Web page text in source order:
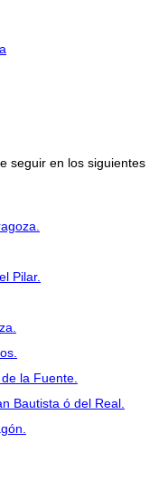
seguir en los siguientes
Pilar.
la Fuente.
Bautista ó del Real.